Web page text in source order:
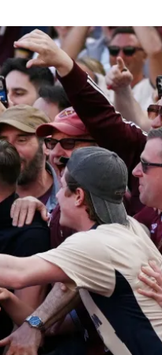
בפרסים
– "מרלן"
לבית עסק
מכבי
בני